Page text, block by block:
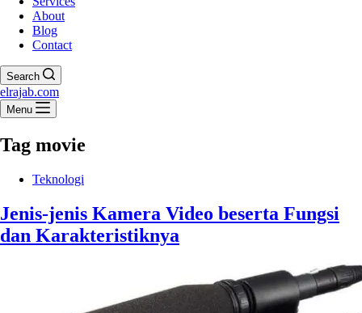
About
Blog
Contact
Search
elrajab.com
Menu
Tag movie
Teknologi
Jenis-jenis Kamera Video beserta Fungsi
dan Karakteristiknya